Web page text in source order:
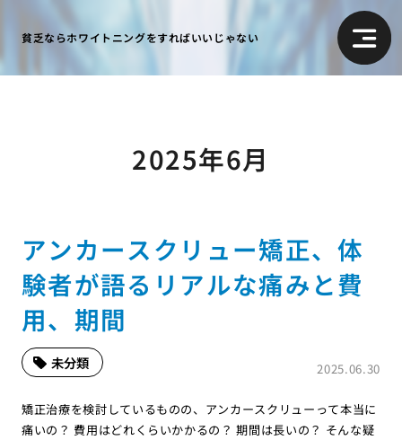
貧乏ならホワイトニングをすればいいじゃない
2025年6月
アンカースクリュー矯正、体
験者が語るリアルな痛みと費
用、期間
2025.06.30
未分類
矯正治療を検討しているものの、アンカースクリューって本当に
痛いの？ 費用はどれくらいかかるの？ 期間は長いの？ そんな疑